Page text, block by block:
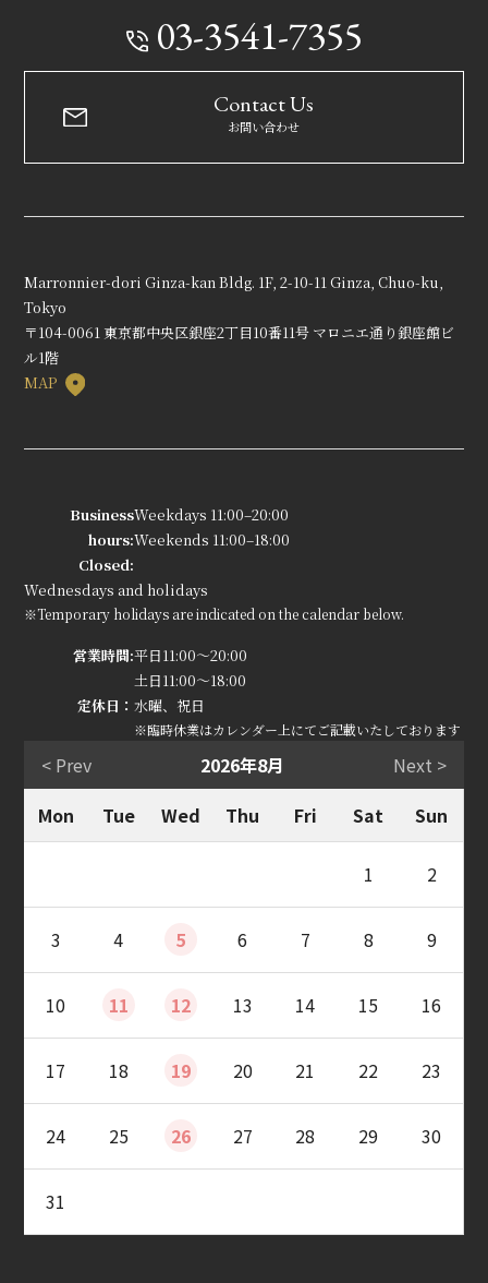
03-3541-7355
Contact Us
お問い合わせ
Marronnier-dori Ginza-kan Bldg. 1F, 2-10-11 Ginza, Chuo-ku,
Tokyo
〒104-0061 東京都中央区銀座2丁目10番11号 マロニエ通り銀座館ビ
ル1階
MAP
Business
hours:
Weekdays 11:00–20:00
Weekends 11:00–18:00
Closed:
Wednesdays and holidays
※Temporary holidays are indicated on the calendar below.
営業時間:平日11:00～20:00
土日11:00～18:00
定休日：水曜、祝日
※臨時休業はカレンダー上にてご記載いたしております
< Prev 2026年8月
Next >
Mon
Tue Wed Thu Fri Sat Sun
1 2
3 4 5 6 7 8 9
10 11 12 13 14 15 16
17 18 19 20 21 22 23
24 25 26 27 28 29 30
31